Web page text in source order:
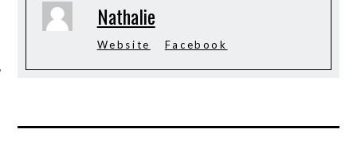
Nathalie
Website Facebook